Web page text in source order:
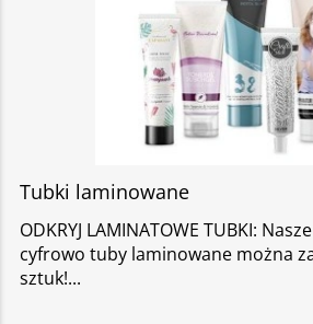
Tubki laminowane
ODKRYJ LAMINATOWE TUBKI:
cyfrowo tuby laminowane można
sztuk!